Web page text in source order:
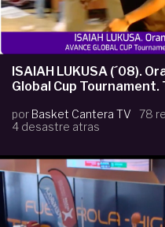
ISAIAH LUKUSA (´08).
Global Cup
por Basket Cantera TV
78
4 desastre atras